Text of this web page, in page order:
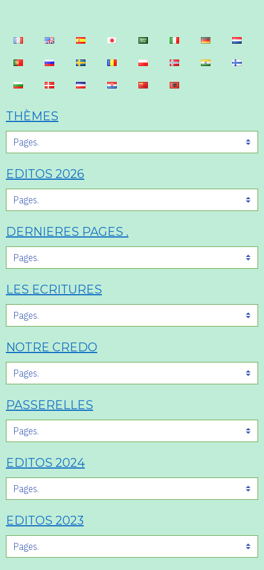
THÈMES
EDITOS 2026
DERNIERES PAGES .
LES ECRITURES
NOTRE CREDO
PASSERELLES
EDITOS 2024
EDITOS 2023